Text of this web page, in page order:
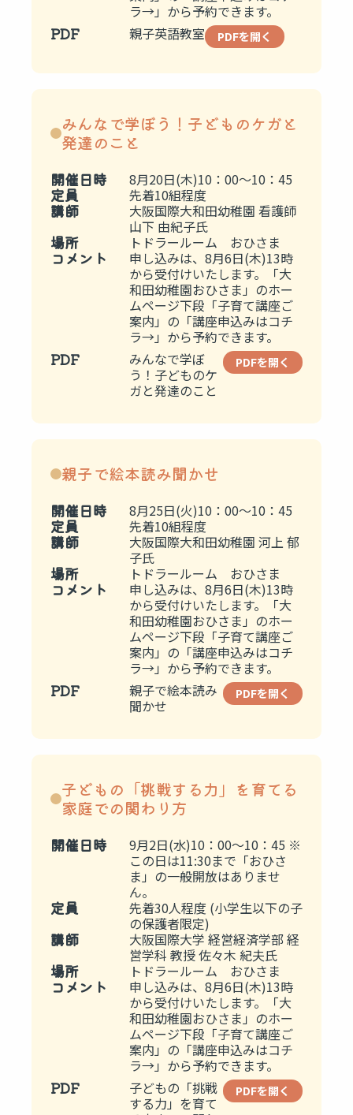
ラ→」から予約できます。
PDF 親子英語教室 PDFを開く
みんなで学ぼう！子どものケガと
発達のこと
開催日時 8月20日(木)10：00～10：45
定員 先着10組程度
講師
大阪国際大和田幼稚園 看護師
山下 由紀子氏
場所 トドラールーム おひさま
コメント
申し込みは、8月6日(木)13時
から受付けいたします。「大
和田幼稚園おひさま」のホー
ムページ下段「子育て講座ご
案内」の「講座申込みはコチ
ラ→」から予約できます。
PDF
みんなで学ぼ
う！子どものケ
ガと発達のこと
PDFを開く
親子で絵本読み聞かせ
開催日時 8月25日(火)10：00～10：45
定員 先着10組程度
講師
大阪国際大和田幼稚園 河上 郁
子氏
場所 トドラールーム おひさま
コメント
申し込みは、8月6日(木)13時
から受付けいたします。「大
和田幼稚園おひさま」のホー
ムページ下段「子育て講座ご
案内」の「講座申込みはコチ
ラ→」から予約できます。
PDF
親子で絵本読み
聞かせ
PDFを開く
子どもの「挑戦する力」を育てる
家庭での関わり方
開催日時
9月2日(水)10：00～10：45 ※
この日は11:30まで「おひさ
ま」の一般開放はありませ
ん。
定員
先着30人程度 (小学生以下の子
の保護者限定)
講師
大阪国際大学 経営経済学部 経
営学科 教授 佐々木 紀夫氏
場所 トドラールーム おひさま
コメント
申し込みは、8月6日(木)13時
から受付けいたします。「大
和田幼稚園おひさま」のホー
ムページ下段「子育て講座ご
案内」の「講座申込みはコチ
ラ→」から予約できます。
PDF
子どもの「挑戦
する力」を育て
PDFを開く